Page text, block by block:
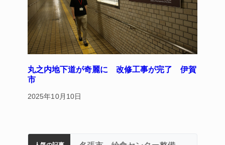
丸之内地下道が奇麗に 改修工事が完了 伊賀
市
2025年10月10日